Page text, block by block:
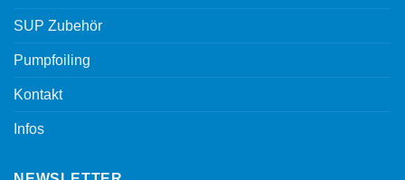
SUP Zubehör
Pumpfoiling
Kontakt
Infos